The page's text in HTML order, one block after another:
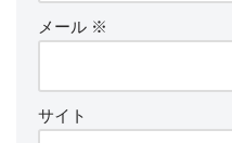
メール ※
サイト